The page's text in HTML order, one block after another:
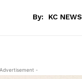
By: KC NEWS
-